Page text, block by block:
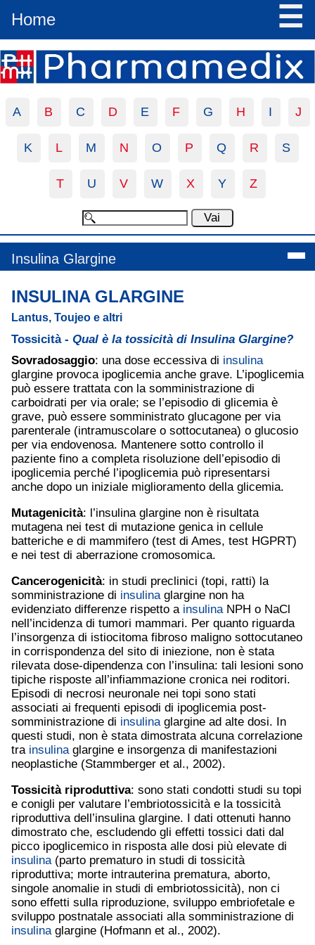
Home ☰
A B C D E F G H I J
K L M N O P Q R S
T U V W X Y Z
Insulina Glargine
INSULINA GLARGINE
Lantus, Toujeo e altri
Tossicità - Qual è la tossicità di Insulina Glargine?
Sovradosaggio: una dose eccessiva di insulina
glargine provoca ipoglicemia anche grave. L’ipoglicemia
può essere trattata con la somministrazione di
carboidrati per via orale; se l’episodio di glicemia è
grave, può essere somministrato glucagone per via
parenterale (intramuscolare o sottocutanea) o glucosio
per via endovenosa. Mantenere sotto controllo il
paziente fino a completa risoluzione dell’episodio di
ipoglicemia perché l’ipoglicemia può ripresentarsi
anche dopo un iniziale miglioramento della glicemia.
Mutagenicità: l’insulina glargine non è risultata
mutagena nei test di mutazione genica in cellule
batteriche e di mammifero (test di Ames, test HGPRT)
e nei test di aberrazione cromosomica.
Cancerogenicità: in studi preclinici (topi, ratti) la
somministrazione di insulinaglargine non ha
evidenziato differenze rispetto a insulinaNPH o NaCl
nell’incidenza di tumori mammari. Per quanto riguarda
l’insorgenza di istiocitoma fibroso maligno sottocutaneo
in corrispondenza del sito di iniezione, non è stata
rilevata dose-dipendenza con l’insulina: tali lesioni sono
tipiche risposte all’infiammazione cronica nei roditori.
Episodi di necrosi neuronale nei topi sono stati
associati ai frequenti episodi di ipoglicemia post-
somministrazione di insulinaglargine ad alte dosi. In
questi studi, non è stata dimostrata alcuna correlazione
tra insulinaglargine e insorgenza di manifestazioni
neoplastiche (Stammberger et al., 2002).
Tossicità riproduttiva: sono stati condotti studi su topi
e conigli per valutare l’embriotossicità e la tossicità
riproduttiva dell’insulina glargine. I dati ottenuti hanno
dimostrato che, escludendo gli effetti tossici dati dal
picco ipoglicemico in risposta alle dosi più elevate di
insulina(parto prematuro in studi di tossicità
riproduttiva; morte intrauterina prematura, aborto,
singole anomalie in studi di embriotossicità), non ci
sono effetti sulla riproduzione, sviluppo embriofetale e
sviluppo postnatale associati alla somministrazione di
insulinaglargine (Hofmann et al., 2002).